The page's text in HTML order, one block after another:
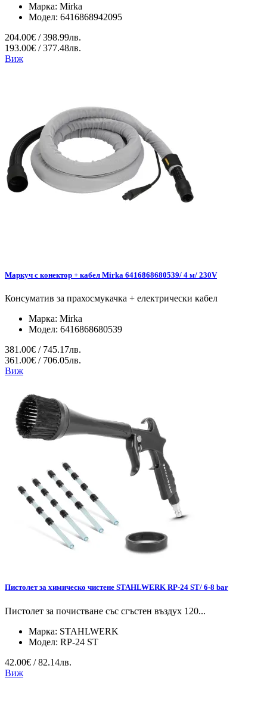
Марка: Mirka
Модел: 6416868942095
204.00€ / 398.99лв.
193.00€ / 377.48лв.
Виж
Маркуч с конектор + кабел Mirka 6416868680539/ 4 м/ 230V
Консуматив за прахосмукачка + електрически кабел
Марка: Mirka
Модел: 6416868680539
381.00€ / 745.17лв.
361.00€ / 706.05лв.
Виж
Пистолет за химическо чистене STAHLWERK RP-24 ST/ 6-8 bar
Пистолет за почистване със сгъстен въздух 120...
Марка: STAHLWERK
Модел: RP-24 ST
42.00€ / 82.14лв.
Виж